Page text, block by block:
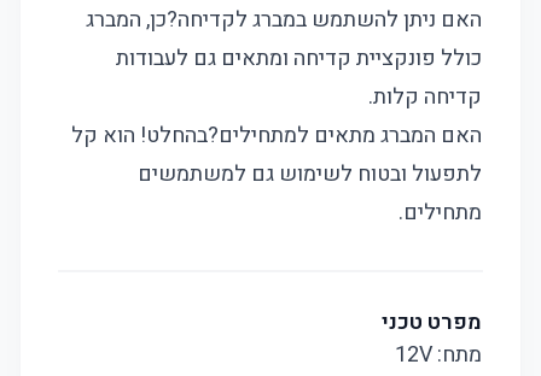
האם ניתן להשתמש במברג לקדיחה?כן, המברג
כולל פונקציית קדיחה ומתאים גם לעבודות
קדיחה קלות.
האם המברג מתאים למתחילים?בהחלט! הוא קל
לתפעול ובטוח לשימוש גם למשתמשים
מתחילים.
מפרט טכני
מתח: 12V